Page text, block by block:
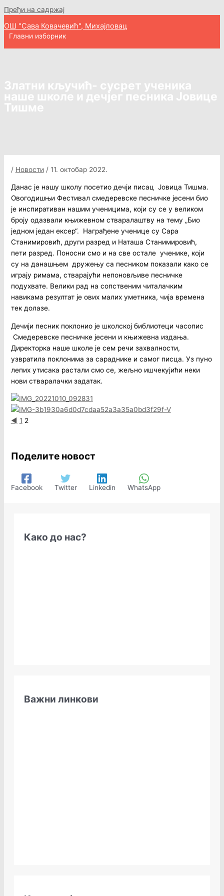
Пређи на садржај
ОШ "Сава Ковачевић", Михајловац
Главни изборник
Златни кључић- сусрет ученика
наше школе и дечјег песника Јовице
Тишме
/ Новости / 11. октобар 2022.
Данас је нашу школу посетио дечји писац Јовица Тишма.
Овогодишњи Фестивал смедеревске песничке јесени био
је инспиративан нашим ученицима, који су се у великом
броју одазвали књижевном стваралаштву на тему „Био
једном један ексер“. Награђене ученице су Сара
Станимировић, други разред и Наташа Станимировић,
пети разред. Поносни смо и на све остале ученике, који
су на данашњем дружењу са песником показали како се
играју римама, стварајући непоновљиве песничке
подухвате. Велики рад на сопственим читалачким
навикама резултат је ових малих уметника, чија времена
тек долазе.
Дечији песник поклонио је школској библиотеци часопис
Смедеревске песничке јесени и књижевна издања.
Директорка наше школе је сем речи захвалности,
узвратила поклонима за сараднике и самог писца. Уз пуно
лепих утисака растали смо се, жељно ишчекујићи неки
нови стваралачки задатак.
◄ 1 2
Поделите новост
Facebook Twitter Linkedin WhatsApp
Како до нас?
Важни линкови